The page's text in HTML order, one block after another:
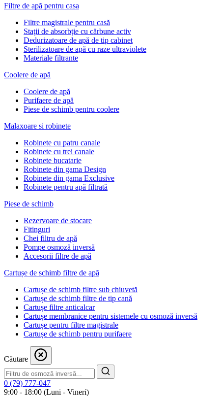
Filtre de apă pentru casa
Filtre magistrale pentru casă
Staţii de absorbţie cu cărbune activ
Dedurizatoare de apă de tip cabinet
Sterilizatoare de apă cu raze ultraviolete
Materiale filtrante
Coolere de apă
Сoolere de apă
Purifaere de apă
Piese de schimb pentru coolere
Malaxoare si robinete
Robinete cu patru canale
Robinete cu trei canale
Robinete bucatarie
Robinete din gama Design
Robinete din gama Exclusive
Robinete pentru apă filtrată
Piese de schimb
Rezervoare de stocare
Fitinguri
Chei filtru de apă
Pompe osmoză inversă
Accesorii filtre de apă
Cartușe de schimb filtre de apă
Cartușe de schimb filtre sub chiuvetă
Cartușe de schimb filtre de tip cană
Cartușe filtre anticalcar
Cartușe membranice pentru sistemele cu osmoză inversă
Cartușe pentru filtre magistrale
Cartușe de schimb pentru purifaere
Căutare
0 (79) 777-047
9:00 - 18:00 (Luni - Vineri)